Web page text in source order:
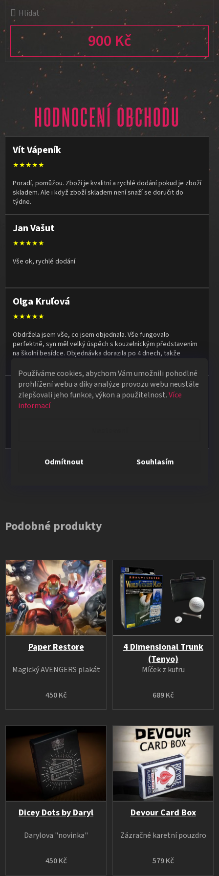
Používáme cookies, abychom Vám umožnili pohodlné
prohlížení webu a díky analýze provozu webu neustále
zlepšovali jeho funkce, výkon a použitelnost.Více
informací
Odmítnout Souhlasím
Hlídat
900 Kč
HODNOCENÍ OBCHODU
Vít Vápeník
★★★★★
Poradí, pomůžou. Zboží je kvalitní a rychlé dodání pokud je zboží
skladem. Ale i když zboží skladem není snaží se doručit do
týdne.
Jan Vašut
★★★★★
Vše ok, rychlé dodání
Olga Kruľová
★★★★★
Obdržela jsem vše, co jsem objednala. Vše fungovalo
perfektně, syn měl velký úspěch s kouzelnickým představením
na školní besídce. Objednávka dorazila po 4 dnech, takže
Vladimír Jirsák
★★★★★
Všechna hodnocení
Podobné produkty
Paper Restore
450 Kč
Magický AVENGERS plakát
4 Dimensional Trunk
(Tenyo)
689 Kč
Míček z kufru
Dicey Dots by Daryl
450 Kč
Darylova "novinka"
Devour Card Box
579 Kč
Zázračné karetní pouzdro